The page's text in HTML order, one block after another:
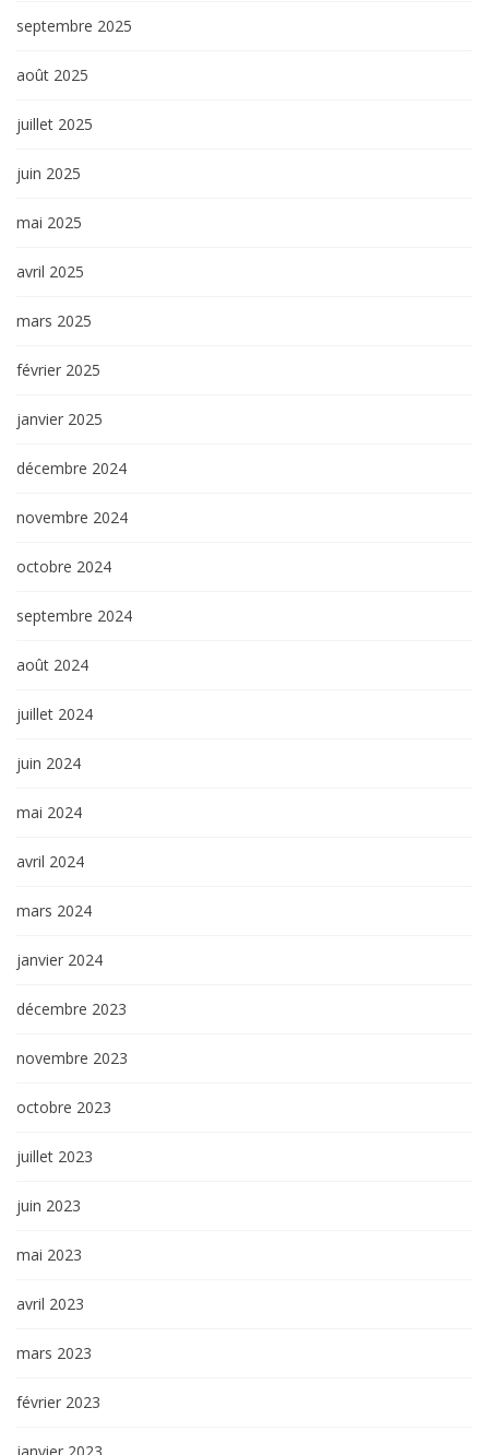
septembre 2025
août 2025
juillet 2025
juin 2025
mai 2025
avril 2025
mars 2025
février 2025
janvier 2025
décembre 2024
novembre 2024
octobre 2024
septembre 2024
août 2024
juillet 2024
juin 2024
mai 2024
avril 2024
mars 2024
janvier 2024
décembre 2023
novembre 2023
octobre 2023
juillet 2023
juin 2023
mai 2023
avril 2023
mars 2023
février 2023